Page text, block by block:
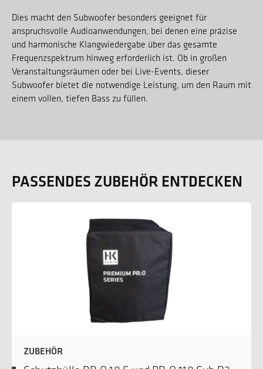
Dies macht den Subwoofer besonders geeignet für
anspruchsvolle Audioanwendungen, bei denen eine präzise
und harmonische Klangwiedergabe über das gesamte
Frequenzspektrum hinweg erforderlich ist. Ob in großen
Veranstaltungsräumen oder bei Live-Events, dieser
Subwoofer bietet die notwendige Leistung, um den Raum mit
einem vollen, tiefen Bass zu füllen.
PASSENDES ZUBEHÖR ENTDECKEN
ZUBEHÖR